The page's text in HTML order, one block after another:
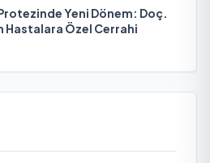
Yeni Dönem: Doç.
Hastalara Özel Cerrahi